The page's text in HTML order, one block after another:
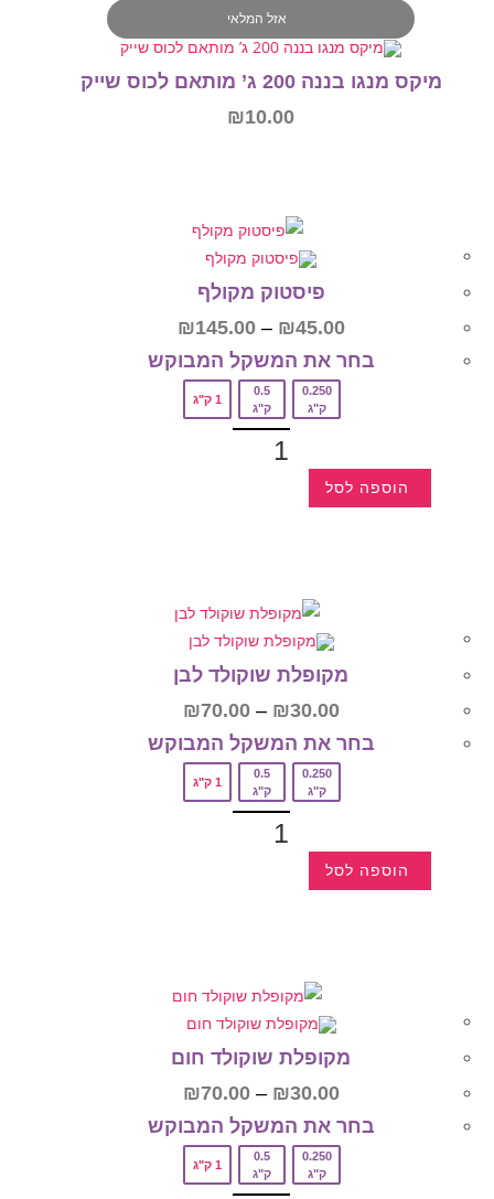
אזל המלאי
מיקס מנגו בננה 200 ג’ מותאם לכוס שייק
₪10.00
מידע נוסף
פיסטוק מקולף
₪45.00
–
₪145.00
בחר את המשקל המבוקש‎
0.250
ק"ג
0.5
ק"ג
1 ק"ג
הוספה לסל
מקופלת שוקולד לבן
₪30.00
–
₪70.00
בחר את המשקל המבוקש‎
0.250
ק"ג
0.5
ק"ג
1 ק"ג
הוספה לסל
מקופלת שוקולד חום
₪30.00
–
₪70.00
בחר את המשקל המבוקש‎
0.250
ק"ג
0.5
ק"ג
1 ק"ג